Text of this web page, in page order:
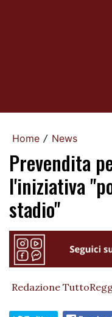
Home / News
Prevendita
l'iniziativa
stadio"
Redazione